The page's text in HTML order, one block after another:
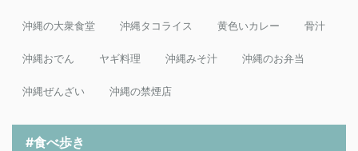
沖縄の大衆食堂 沖縄タコライス 黄色いカレー 骨汁
沖縄おでん ヤギ料理 沖縄みそ汁 沖縄のお弁当
沖縄ぜんざい 沖縄の禁煙店
#食べ歩き